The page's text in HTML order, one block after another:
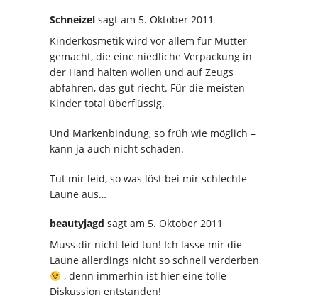
Schneizel sagt am 5. Oktober 2011
Kinderkosmetik wird vor allem für Mütter
gemacht, die eine niedliche Verpackung in
der Hand halten wollen und auf Zeugs
abfahren, das gut riecht. Für die meisten
Kinder total überflüssig.
Und Markenbindung, so früh wie möglich –
kann ja auch nicht schaden.
Tut mir leid, so was löst bei mir schlechte
Laune aus…
beautyjagd sagt am 5. Oktober 2011
Muss dir nicht leid tun! Ich lasse mir die
Laune allerdings nicht so schnell verderben
, denn immerhin ist hier eine tolle
Diskussion entstanden!